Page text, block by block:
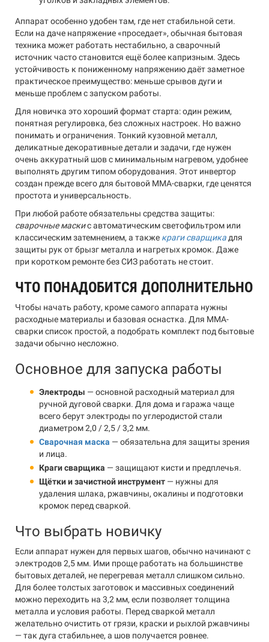
Аппарат особенно удобен там, где нет стабильной сети.
Если на даче напряжение «проседает», обычная бытовая
техника может работать нестабильно, а сварочный
источник часто становится ещё более капризным. Здесь
устойчивость к пониженному напряжению даёт заметное
практическое преимущество: меньше срывов дуги и
меньше проблем с запуском работы.
Для новичка это хороший формат старта: один режим,
понятная регулировка, без сложных настроек. Но важно
понимать и ограничения. Тонкий кузовной металл,
деликатные декоративные детали и задачи, где нужен
очень аккуратный шов с минимальным нагревом, удобнее
выполнять другим типом оборудования. Этот инвертор
создан прежде всего для бытовой MMA-сварки, где ценятся
простота и универсальность.
При любой работе обязательны средства защиты:
сварочные маскис автоматическим светофильтром или
классическим затемнением, а также краги сварщика для
защиты рук от брызг металла и нагретых кромок. Даже
при коротком ремонте без СИЗ работать не стоит.
ЧТО ПОНАДОБИТСЯ ДОПОЛНИТЕЛЬНО
Чтобы начать работу, кроме самого аппарата нужны
расходные материалы и базовая оснастка. Для MMA-
сварки список простой, а подобрать комплект под бытовые
задачи обычно несложно.
Основное для запуска работы
Электроды — основной расходный материал для
ручной дуговой сварки. Для дома и гаража чаще
всего берут электроды по углеродистой стали
диаметром 2,0 / 2,5 / 3,2 мм.
Сварочная маска — обязательна для защиты зрения
и лица.
Краги сварщика — защищают кисти и предплечья.
Щётки и зачистной инструмент — нужны для
удаления шлака, ржавчины, окалины и подготовки
кромок перед сваркой.
Что выбрать новичку
Если аппарат нужен для первых шагов, обычно начинают с
электродов 2,5 мм. Ими проще работать на большинстве
бытовых деталей, не перегревая металл слишком сильно.
Для более толстых заготовок и массивных соединений
можно переходить на 3,2 мм, если позволяет толщина
металла и условия работы. Перед сваркой металл
желательно очистить от грязи, краски и рыхлой ржавчины
— так дуга стабильнее, а шов получается ровнее.